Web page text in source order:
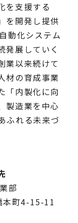
を支援する
を開発し提供
動化システム
発展していく
業以来続けて
材の育成事業
「内製化に向
製造業を中心
ふれる未来づ
部
本町4-15-11